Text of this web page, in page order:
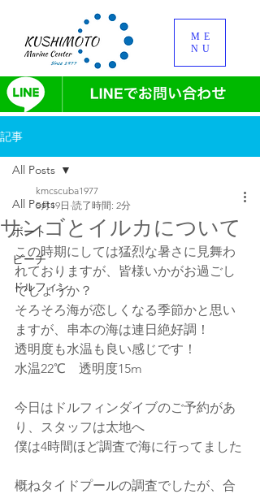
ME
NU
記事
All Posts
ボート
ビーチ
ドルフィン
All Posts
サンゴとイルカについて
kmcscuba1977
5月19日 読了時間: 2分
この時期にしては猛烈な暑さに見舞わ
れておりますが、皆様いかがお過ごし
でしょうか？
そろそろ海が恋しくなる季節かと思い
ますが、串本の海は連日絶好調！
透明度も水温も良い感じです！
水温22℃　透明度15m
今日はドルフィンダイブのご予約があ
り、スタッフは太地へ
僕は4時間ほど調査で海に行ってました
概ねタイドプールの調査でしたが、合